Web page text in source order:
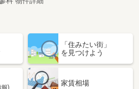
「住みたい街」
を見つけよう
報)
家賃相場